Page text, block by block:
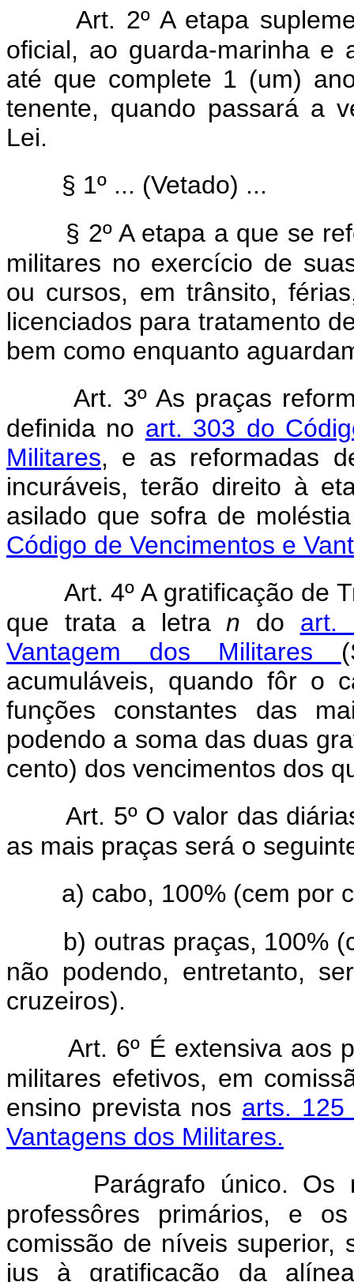
Art. 2º A etapa
oficial, ao guarda-marinha e
até que complete 1 (um)
tenente, quando passará a
Lei.
§ 1º ... (Vetado) ...
§ 2º A etapa a que se
militares no exercício de
ou cursos, em trânsito,
licenciados para tratamento
bem como enquanto
Art. 3º As praças
definida no art. 303 do
Militares, e as reformadas
incuráveis, terão direito à
asilado que sofra de
Código de Vencimentos e
Art. 4º A gratificação de
que trata a letran do art.
Vantagem dos Militares
acumuláveis, quando fôr o
funções constantes das
podendo a soma das duas
cento) dos vencimentos dos
Art. 5º O valor das
as mais praças será o
a) cabo, 100% (cem por
b) outras praças, 100%
não podendo, entretanto,
cruzeiros).
Art. 6º É extensiva aos
militares efetivos, em
ensino prevista nos arts. 125
Vantagens dos Militares.
Parágrafo único. Os
professôres primários, e
comissão de níveis superior,
jus à gratificação da